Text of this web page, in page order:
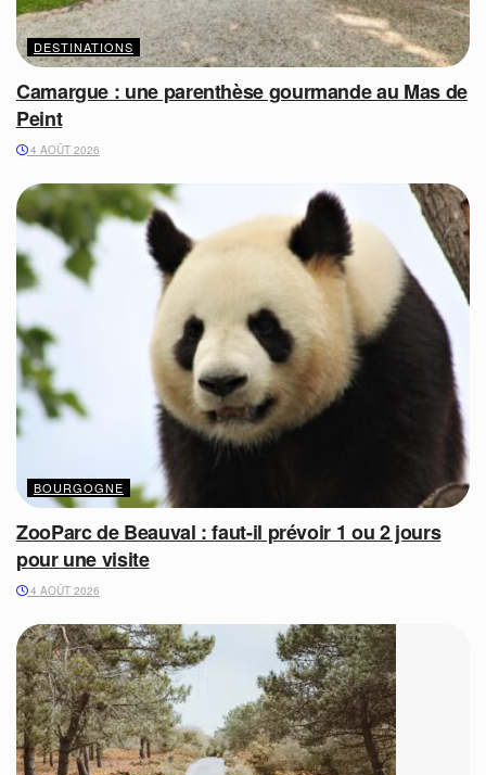
DESTINATIONS
Camargue : une parenthèse gourmande au Mas de
Peint
4 AOÛT 2026
BOURGOGNE
ZooParc de Beauval : faut-il prévoir 1 ou 2 jours
pour une visite
4 AOÛT 2026